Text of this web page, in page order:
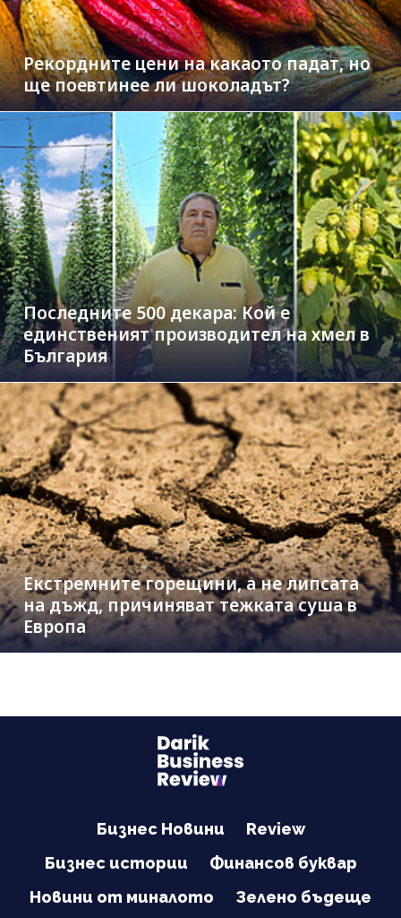
Рекордните цени на какаото падат, но
ще поевтинее ли шоколадът?
Последните 500 декара: Кой е
единственият производител на хмел в
България
Екстремните горещини, а не липсата
на дъжд, причиняват тежката суша в
Европа
Бизнес Новини
Review
Бизнес истории
Финансов буквар
Новини от миналото
Зелено бъдеще